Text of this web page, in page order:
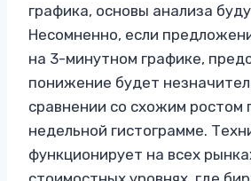
графика, основы анализа
Несомненно, если
на 3-минутном графике,
понижение будет
сравнении со схожим ростом
недельной гистограмме.
функционирует на всех